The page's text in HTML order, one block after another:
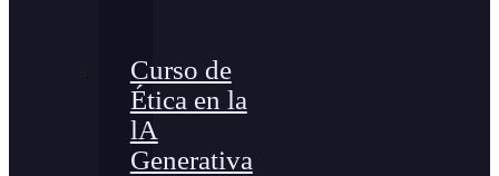
Curso de
Ética en la
lA
Generativa